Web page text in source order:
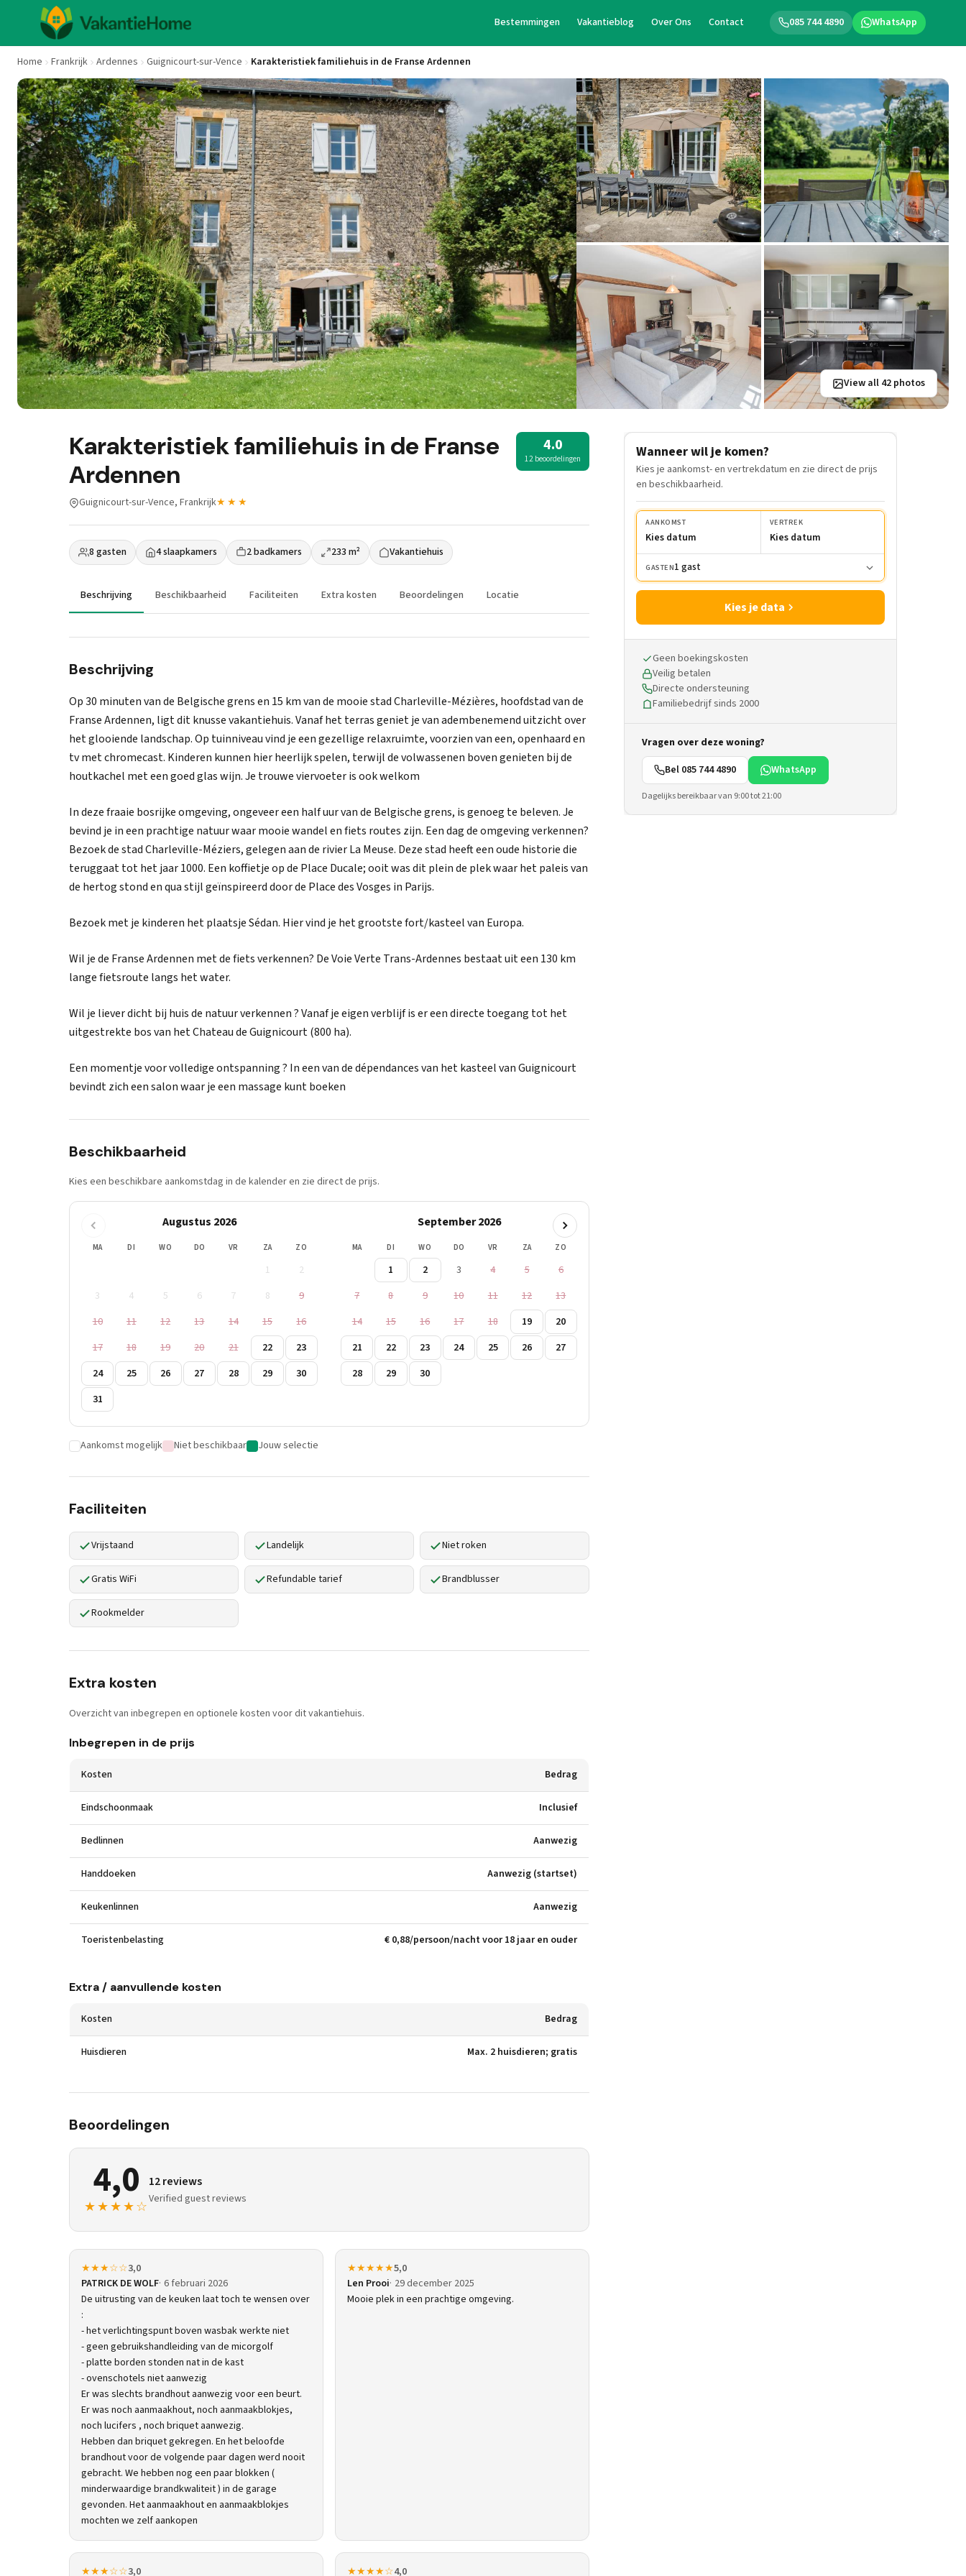
085 744 4890 WhatsApp
Bestemmingen Vakantieblog Over Ons Contact
Home Frankrijk Ardennes Guignicourt-sur-Vence Karakteristiek familiehuis in de Franse Ardennen
View all 42 photos
Karakteristiek familiehuis in de Franse
Ardennen
4.0
12 beoordelingen
Guignicourt-sur-Vence, Frankrijk★★★
8 gasten 4 slaapkamers 2 badkamers 233 m² Vakantiehuis
Beschrijving Beschikbaarheid Faciliteiten Extra kosten Beoordelingen Locatie
Beschrijving
Op 30 minuten van de Belgische grens en 15 km van de mooie stad Charleville-Mézières, hoofdstad van de
Franse Ardennen, ligt dit knusse vakantiehuis. Vanaf het terras geniet je van adembenemend uitzicht over
het glooiende landschap. Op tuinniveau vind je een gezellige relaxruimte, voorzien van een, openhaard en
tv met chromecast. Kinderen kunnen hier heerlijk spelen, terwijl de volwassenen boven genieten bij de
houtkachel met een goed glas wijn. Je trouwe viervoeter is ook welkom
In deze fraaie bosrijke omgeving, ongeveer een half uur van de Belgische grens, is genoeg te beleven. Je
bevind je in een prachtige natuur waar mooie wandel en fiets routes zijn. Een dag de omgeving verkennen?
Bezoek de stad Charleville-Méziers, gelegen aan de rivier La Meuse. Deze stad heeft een oude historie die
teruggaat tot het jaar 1000. Een koffietje op de Place Ducale; ooit was dit plein de plek waar het paleis van
de hertog stond en qua stijl geïnspireerd door de Place des Vosges in Parijs.
Bezoek met je kinderen het plaatsje Sédan. Hier vind je het grootste fort/kasteel van Europa.
Wil je de Franse Ardennen met de fiets verkennen? De Voie Verte Trans-Ardennes bestaat uit een 130 km
lange fietsroute langs het water.
Wil je liever dicht bij huis de natuur verkennen ? Vanaf je eigen verblijf is er een directe toegang tot het
uitgestrekte bos van het Chateau de Guignicourt (800 ha).
Een momentje voor volledige ontspanning ? In een van de dépendances van het kasteel van Guignicourt
bevindt zich een salon waar je een massage kunt boeken
Beschikbaarheid
Kies een beschikbare aankomstdag in de kalender en zie direct de prijs.
Augustus 2026
MA DI WO DO VR ZA ZO
1
2
3
4 5 6 7 8
9
10
11 12 13 14 15
16
17
18 19 20 21 22
23
24
25 26 27 28 29
30
31
September 2026
MA DI WO DO VR ZA ZO
1 2 3 4 5
6
7
8 9 10 11 12
13
14
15 16 17 18 19
20
21
22 23 24 25 26
27
28
29 30
Aankomst mogelijk Niet beschikbaar Jouw selectie
Faciliteiten
Vrijstaand Landelijk Niet roken
Gratis WiFi Refundable tarief Brandblusser
Rookmelder
Extra kosten
Overzicht van inbegrepen en optionele kosten voor dit vakantiehuis.
Inbegrepen in de prijs
Kosten Bedrag
Eindschoonmaak Inclusief
Bedlinnen Aanwezig
Handdoeken Aanwezig (startset)
Keukenlinnen Aanwezig
Toeristenbelasting € 0,88/persoon/nacht voor 18 jaar en ouder
Extra / aanvullende kosten
Kosten Bedrag
Huisdieren Max. 2 huisdieren; gratis
Beoordelingen
4,0
★★★★☆
12 reviews
Verified guest reviews
★★★☆☆3,0
PATRICK DE WOLF 6 februari 2026
De uitrusting van de keuken laat toch te wensen over
:
- het verlichtingspunt boven wasbak werkte niet
- geen gebruikshandleiding van de micorgolf
- platte borden stonden nat in de kast
- ovenschotels niet aanwezig
Er was slechts brandhout aanwezig voor een beurt.
Er was noch aanmaakhout, noch aanmaakblokjes,
noch lucifers , noch briquet aanwezig.
Hebben dan briquet gekregen. En het beloofde
brandhout voor de volgende paar dagen werd nooit
gebracht. We hebben nog een paar blokken (
minderwaardige brandkwaliteit ) in de garage
gevonden. Het aanmaakhout en aanmaakblokjes
mochten we zelf aankopen
★★★★★5,0
Len Prooi 29 december 2025
Mooie plek in een prachtige omgeving.
★★★☆☆3,0 ★★★★☆4,0
Wanneer wil je komen?
Kies je aankomst- en vertrekdatum en zie direct de prijs
en beschikbaarheid.
AANKOMST
Kies datum
VERTREK
Kies datum
GASTEN1 gast
Kies je data
Geen boekingskosten
Veilig betalen
Directe ondersteuning
Familiebedrijf sinds 2000
Vragen over deze woning?
Bel 085 744 4890
WhatsApp
Dagelijks bereikbaar van 9:00 tot 21:00